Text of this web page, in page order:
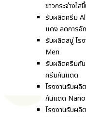
ขาวกระจ่างใส
รับผลิตครีม
แดง ลดการอั
รับผลิตสบู่ โร
Men
รับผลิตครีมกั
ครีมกันแดด
โรงงานรับผ
กันแดด
โรงงานรับผ